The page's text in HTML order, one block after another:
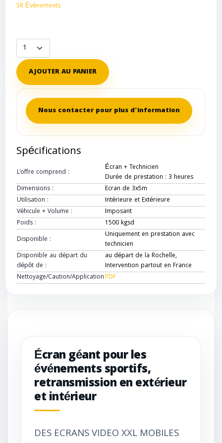
SR Événements
AJOUTER AU PANIER
Nous contacter pour plus d'information
Spécifications
L'offre comprend :
Écran + Technicien
Durée de prestation : 3 heures
Dimensions :
Ecran de 3x5m
Utilisation :
Intérieure et Extérieure
Véhicule + Volume :
Imposant
Poids :
1500 kgsd
Disponible :
Uniquement en prestation avec
technicien
Disponible au départ du
dépôt de :
au départ de la Rochelle,
Intervention partout en France
Nettoyage/Caution/ApplicationPDF
Écran géant pour les
événements sportifs,
retransmission en extérieur
et intérieur
DES ECRANS VIDEO XXL MOBILES